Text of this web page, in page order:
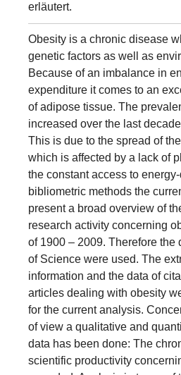
erläutert.
Obesity is a chronic disease
genetic factors as well as
Because of an imbalance in
expenditure it comes to an
of adipose tissue. The
increased over the last
This is due to the spread of
which is affected by a lack of
the constant access to
bibliometric methods the
present a broad overview of
research activity concerning
of 1900 – 2009. Therefore the
of Science were used. The
information and the data of
articles dealing with obesity
for the current analysis.
of view a qualitative and
data has been done: The
scientific productivity